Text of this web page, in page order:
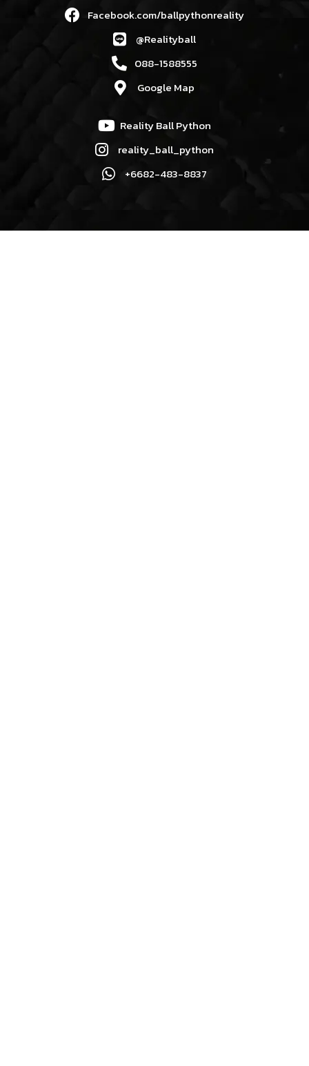
Facebook.com/ballpythonreality
@Realityball
088-1588555
Google Map
Reality Ball Python
reality_ball_python
+6682-483-8837